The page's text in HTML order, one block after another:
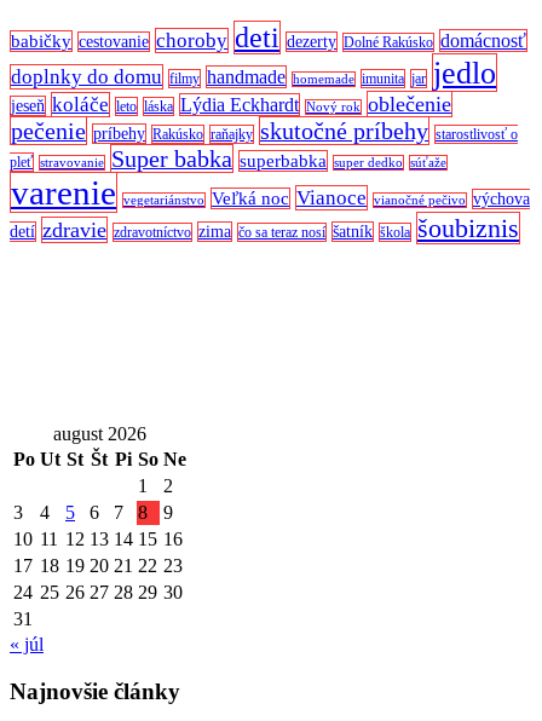
babičky cestovanie choroby deti dezerty Dolné Rakúsko domácnosť
doplnky do domu filmy handmade homemade imunita jar jedlo
jeseň koláče leto láska Lýdia Eckhardt Nový rok oblečenie
pečenie príbehy Rakúsko raňajky skutočné príbehy starostlivosť o
pleť stravovanie Super babka superbabka super dedko súťaže
varenie vegetariánstvo Veľká noc Vianoce vianočné pečivo
výchova
detí zdravie zdravotníctvo zima čo sa teraz nosí šatník škola šoubiznis
august 2026
Po Ut St Št Pi So Ne
1
2
3
4 5 6 7 8
9
10 11 12 13 14 15 16
17 18 19 20 21 22 23
24 25 26 27 28 29 30
31
« júl
Najnovšie články